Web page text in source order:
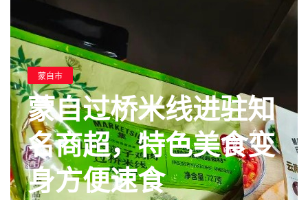
蒙自市
蒙自过桥米线进驻知
名商超，特色美食变
身方便速食